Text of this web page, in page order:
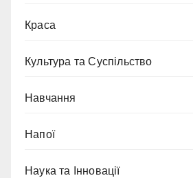
Краса
Культура та Суспільство
Навчання
Напої
Наука та Інновації